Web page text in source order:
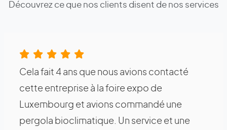
Découvrez ce que nos clients disent de nos services
Cela fait 4 ans que nous avions contacté
cette entreprise à la foire expo de
Luxembourg et avions commandé une
pergola bioclimatique. Un service et une